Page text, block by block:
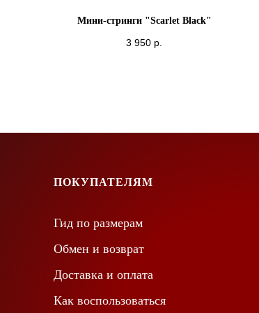
Мини-стринги "Scarlet Black"
3 950 р.
ПОКУПАТЕЛЯМ
Гид по размерам
Обмен и возврат
Доставка и оплата
Как воспользоваться